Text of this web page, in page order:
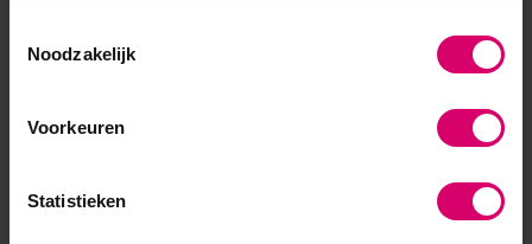
Noodzakelijk
Voorkeuren
Statistieken